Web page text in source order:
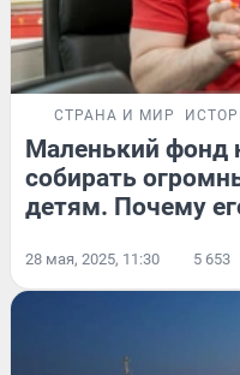
СТРАНА И МИР
Маленький фонд
собирать
детям. Почему
28 мая, 2025, 11:30 5 653